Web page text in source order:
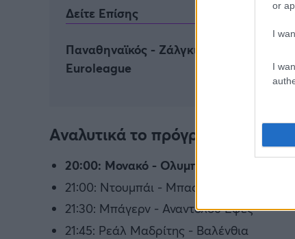
or
I
I
Δείτε Επίσης
Παναθηναϊκός - Ζάλγκιρις: Πού θα δείτε
Euroleague
Αναλυτικά το πρόγραμμα της
20:00: Μονακό - Ολυμπιακός
21:00: Ντουμπάι - Μπασκόνια
21:30: Μπάγερν - Αναντολού Εφές
21:45: Ρεάλ Μαδρίτης - Βαλένθια